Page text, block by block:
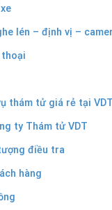
lén – định vị –
thoại
thám tử giá rẻ tại
ty Thám tử VDT
điều tra
hàng